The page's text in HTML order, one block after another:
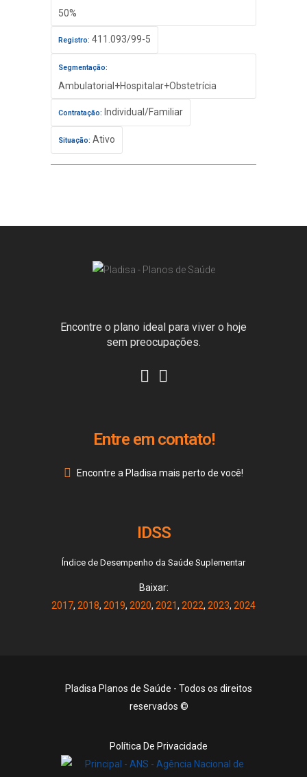
50%
Registro: 411.093/99-5
Segmentação:
Ambulatorial+Hospitalar+Obstetrícia
Contratação: Individual/Familiar
Situação: Ativo
Encontre o plano ideal para viver o hoje
sem preocupações.
Entre em contato!
Encontre a Pladisa mais perto de você!
IDSS
Índice de Desempenho da Saúde Suplementar
Baixar:
2017, 2018, 2019, 2020, 2021, 2022, 2023, 2024
Pladisa Planos de Saúde - Todos os direitos
reservados ©
Política De Privacidade